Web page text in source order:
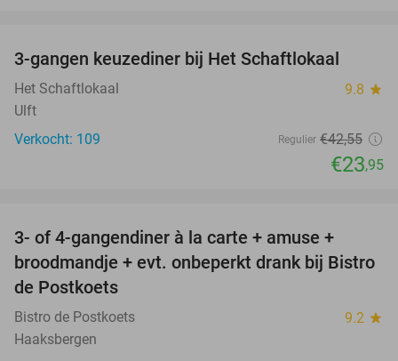
3-gangen keuzediner bij Het Schaftlokaal
Het Schaftlokaal 9.8 star
Ulft
Verkocht: 109
Regulier €42,55
€23,95
3- of 4-gangendiner à la carte + amuse +
broodmandje + evt. onbeperkt drank bij Bistro
de Postkoets
Bistro de Postkoets 9.2 star
Haaksbergen